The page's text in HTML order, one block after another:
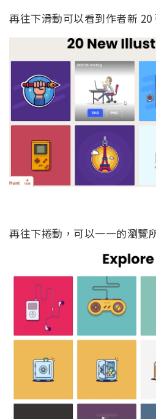
再往下滑動可以看到作者新 20
再往下捲動，可以一一的瀏覽